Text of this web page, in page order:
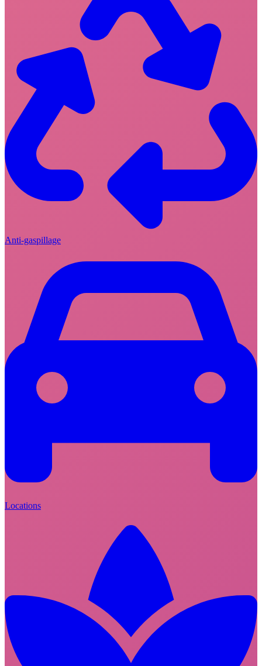
Anti-gaspillage
Locations